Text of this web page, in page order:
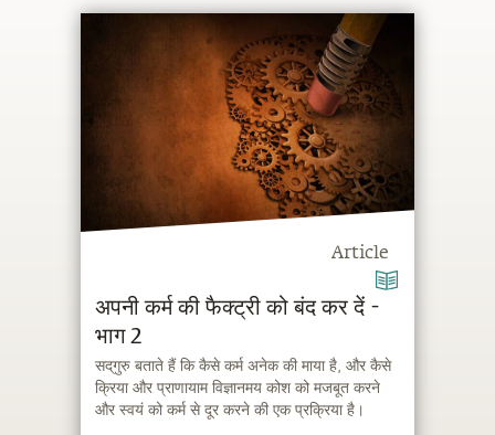
Article
अपनी कर्म की फैक्ट्री को बंद कर दें -
भाग 2
सद्‌गुरु बताते हैं कि कैसे कर्म अनेक की माया है, और कैसे
क्रिया और प्राणायाम विज्ञानमय कोश को मजबूत करने
और स्वयं को कर्म से दूर करने की एक प्रक्रिया है।